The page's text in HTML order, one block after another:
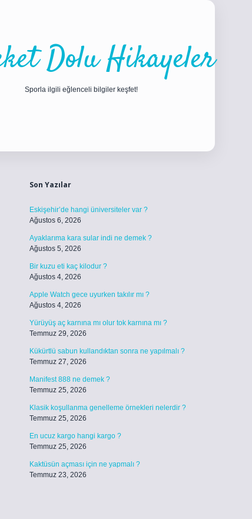
Dolu Hikayeler
Sporla ilgili eğlenceli bilgiler keşfet!
Son Yazılar
Eskişehir’de hangi üniversiteler var ?
Ağustos 6, 2026
Ayaklarıma kara sular indi ne demek ?
Ağustos 5, 2026
Bir kuzu eti kaç kilodur ?
Ağustos 4, 2026
Apple Watch gece uyurken takılır mı ?
Ağustos 4, 2026
Yürüyüş aç karnına mı olur tok karnına mı ?
Temmuz 29, 2026
Kükürtlü sabun kullandıktan sonra ne yapılmalı ?
Temmuz 27, 2026
Manifest 888 ne demek ?
Temmuz 25, 2026
Klasik koşullanma genelleme örnekleri nelerdir ?
Temmuz 25, 2026
En ucuz kargo hangi kargo ?
Temmuz 25, 2026
Kaktüsün açması için ne yapmalı ?
Temmuz 23, 2026